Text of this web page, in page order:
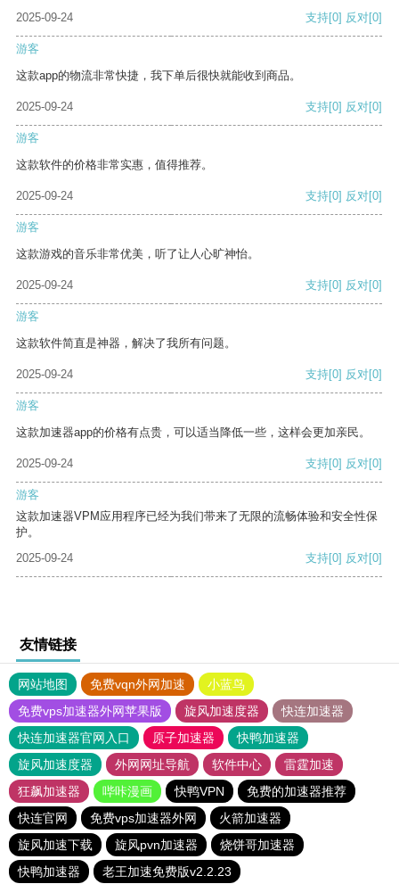
2025-09-24
支持[0] 反对[0]
游客
这款app的物流非常快捷，我下单后很快就能收到商品。
2025-09-24 支持[0] 反对[0]
游客
这款软件的价格非常实惠，值得推荐。
2025-09-24 支持[0] 反对[0]
游客
这款游戏的音乐非常优美，听了让人心旷神怡。
2025-09-24 支持[0] 反对[0]
游客
这款软件简直是神器，解决了我所有问题。
2025-09-24 支持[0] 反对[0]
游客
这款加速器app的价格有点贵，可以适当降低一些，这样会更加亲民。
2025-09-24 支持[0] 反对[0]
游客
这款加速器VPM应用程序已经为我们带来了无限的流畅体验和安全性保
护。
2025-09-24
支持[0] 反对[0]
友情链接
网站地图 免费vqn外网加速
小蓝鸟
免费vps加速器外网苹果版
旋风加速度器
快连加速器
快连加速器官网入口
原子加速器
快鸭加速器
旋风加速度器
外网网址导航 软件中心
雷霆加速
狂飙加速器
哔咔漫画 快鸭VPN
免费的加速器推荐
快连官网
免费vps加速器外网
火箭加速器
旋风加速下载
旋风pvn加速器
烧饼哥加速器
快鸭加速器
老王加速免费版v2.2.23